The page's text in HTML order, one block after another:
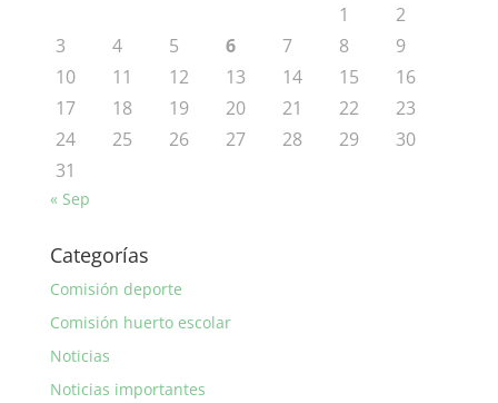
1
2
3
4 5 6 7 8
9
10
11 12 13 14 15
16
17
18 19 20 21 22
23
24
25 26 27 28 29
30
31
« Sep
Categorías
Comisión deporte
Comisión huerto escolar
Noticias
Noticias importantes